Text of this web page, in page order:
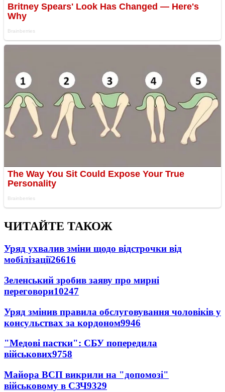
ЧИТАЙТЕ ТАКОЖ
Уряд ухвалив зміни щодо відстрочки від
мобілізації26616
Зеленський зробив заяву про мирні
переговори10247
Уряд змінив правила обслуговування чоловіків у
консульствах за кордоном9946
"Медові пастки": СБУ попередила
військових9758
Майора ВСП викрили на "допомозі"
військовому в СЗЧ9329